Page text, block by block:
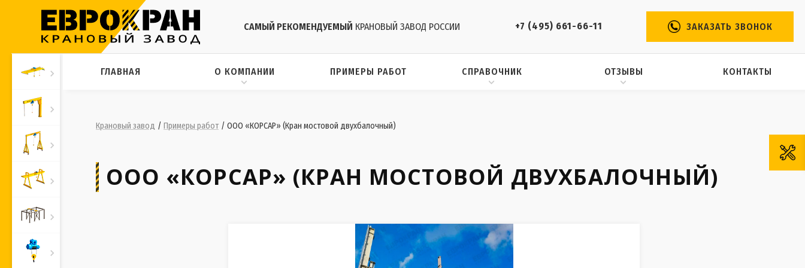
САМЫЙ РЕКОМЕНДУЕМЫЙ КРАНОВЫЙ ЗАВОД РОССИИ +7 (495) 661-66-11 ЗАКАЗАТЬ ЗВОНОК
ГЛАВНАЯ О КОМПАНИИ ПРИМЕРЫ РАБОТ СПРАВОЧНИК ОТЗЫВЫ КОНТАКТЫ
Крановый завод / Примеры работ / ООО «КОРСАР» (Кран мостовой двухбалочный)
ООО «КОРСАР» (КРАН МОСТОВОЙ ДВУХБАЛОЧНЫЙ)